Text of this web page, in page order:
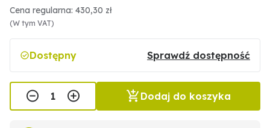
Cena regularna: 430,30 zł
(W tym VAT)
Dostępny Sprawdź dostępność
Dodaj do koszyka